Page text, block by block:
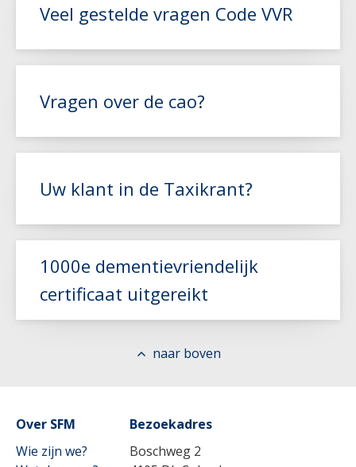
Lees meer
Veel gestelde vragen Code VVR
Lees meer
Vragen over de cao?
Lees meer
Uw klant in de Taxikrant?
1000e dementievriendelijk
certificaat uitgereikt
Lees meer
naar boven
Over SFM
Wie zijn we?
Bezoekadres
Boschweg 2